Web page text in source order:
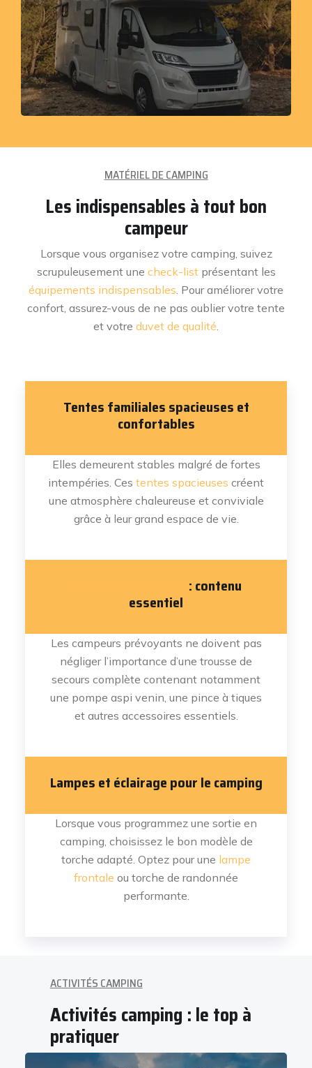
MATÉRIEL DE CAMPING
Les indispensables à tout bon
campeur
Lorsque vous organisez votre camping, suivez
scrupuleusement une check-listprésentant les
équipements indispensables. Pour améliorer votre
confort, assurez-vous de ne pas oublier votre tente
et votre duvet de qualité.
Tentes familiales spacieuses et
confortables
Elles demeurent stables malgré de fortes
intempéries. Ces tentes spacieuses créent
une atmosphère chaleureuse et conviviale
grâce à leur grand espace de vie.
: contenu
essentiel
Les campeurs prévoyants ne doivent pas
négliger l’importance d’une trousse de
secours complète contenant notamment
une pompe aspi venin, une pince à tiques
et autres accessoires essentiels.
Lampes et éclairage pour le camping
Lorsque vous programmez une sortie en
camping, choisissez le bon modèle de
torche adapté. Optez pour une lampe
frontale ou torche de randonnée
performante.
ACTIVITÉS CAMPING
Activités camping : le top à
pratiquer